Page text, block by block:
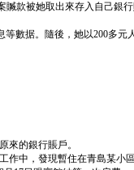
款被她取出來存入自己銀
數据。隨後，她以200多
來的銀行賬戶。
中，發現暫住在青島某小